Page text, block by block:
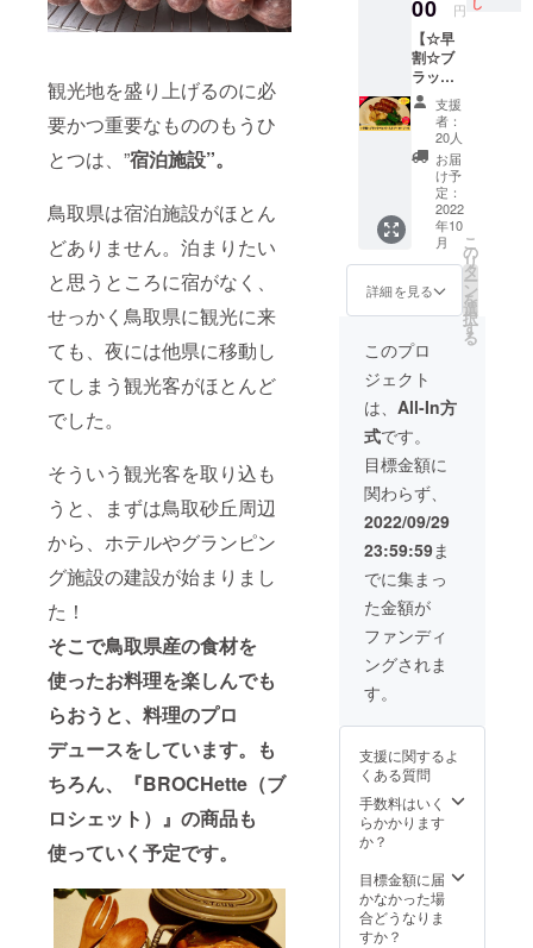
観光地を盛り上げるのに必
要かつ重要なもののもうひ
とつは、”宿泊施設”。
鳥取県は宿泊施設がほとん
どありません。泊まりたい
と思うところに宿がなく、
せっかく鳥取県に観光に来
ても、夜には他県に移動し
てしまう観光客がほとんど
でした。
そういう観光客を取り込も
うと、まずは鳥取砂丘周辺
から、ホテルやグランピン
グ施設の建設が始まりまし
た！
そこで鳥取県産の食材を
使ったお料理を楽しんでも
らおうと、料理のプロ
デュースをしています。も
ちろん、『BROCHette（ブ
ロシェット）』の商品も
使っていく予定です。
いませ
ん。 ※
送料込
みのお
値段で
す。
す。 ※
冷凍便
でのお
届けで
す。お
届け時
間帯を
「オプ
ショ
ン」で
お選び
くださ
い。
ネット
ワーク
販売や
企業イ
メージ
が相違
する場
合等、
掲載を
お断り
させて
いただ
く場合
があり
ます。
お断り
いた場
いても
返金は
いたし
かねま
す。 ※
掲載期
間は
2022年
ら1年間
です。
※詳細は
別途お
打合せ
させて
いただ
きま
す。
ette自
慢のブ
ラック
ペッ
パー
ソー
セージ
の3パッ
クセッ
トで
す。 湯
煎した
ソー
セージ
をフラ
という
シンプ
ルな食
べ方か
らその
ままス
ライス
してサ
ラミの
ように
食べる
など、
楽しみ
方はい
ろいろ♪
■食品表
示■ 名
称：加
材料：
豚肉、
食塩、
香辛料
(カンボ
ジア産
パー
『カン
ポット
00 円 し
【☆早
割☆ブ
ラック
ペッ
パー入
りソー
セージ
×5】
630円お
得で
す！鳥
取豚と
鳥取発
カン
ポット
ペッ
パーで
作っ
た、
BROCH
ette自
慢のブ
ラック
ペッ
パー
ソー
セージ
の5パッ
クセッ
トで
す。 お
野菜と
一緒に
煮込ん
トフに
り、
ビール
やワイ
ンのお
つまみ
り。旨
味が
ぎゅっ
と詰
支援
者：
20人
お届
け予
定：
2022
年10
月
詳細を見る
こ
の
リ
タ
ー
ン
を
選
択
す
る
このプロ
ジェクト
は、 All-In方
式です。
目標金額に
関わらず、
2022/09/29
23:59:59ま
でに集まっ
た金額が
ファンディ
ングされま
す。
支援に関するよ
くある質問
手数料はいく
らかかります
か？
目標金額に届
かなかった場
合どうなりま
すか？